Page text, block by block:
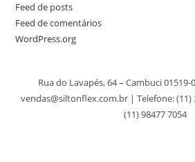
Feed de posts
Feed de comentários
WordPress.org
Rua do Lavapés, 64 – Cambuci 01519-
vendas@siltonflex.com.br | Telefone:(11)
(11) 98477 7054